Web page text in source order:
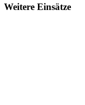
Weitere Einsätze